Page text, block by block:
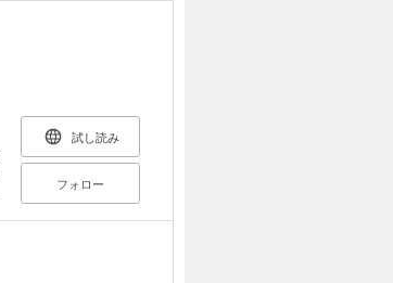
試し読み
フォロー